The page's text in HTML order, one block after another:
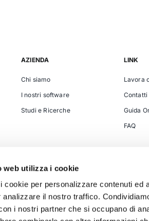
web utilizza i cookie
cookie per personalizzare contenuti ed
analizzare il nostro traffico.
i nostri partner che si occupano di
AZIENDA
Chi siamo
I nostri software
Studi e Ricerche
LINK
Lavora
Contatti
Guida
FAQ